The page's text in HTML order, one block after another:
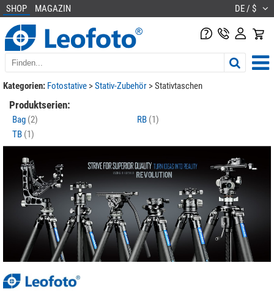
SHOP MAGAZIN DE / $
Kategorien: Fotostative >Stativ-Zubehör >Stativtaschen
Produktserien:
Bag (2) RB (1)
TB (1)